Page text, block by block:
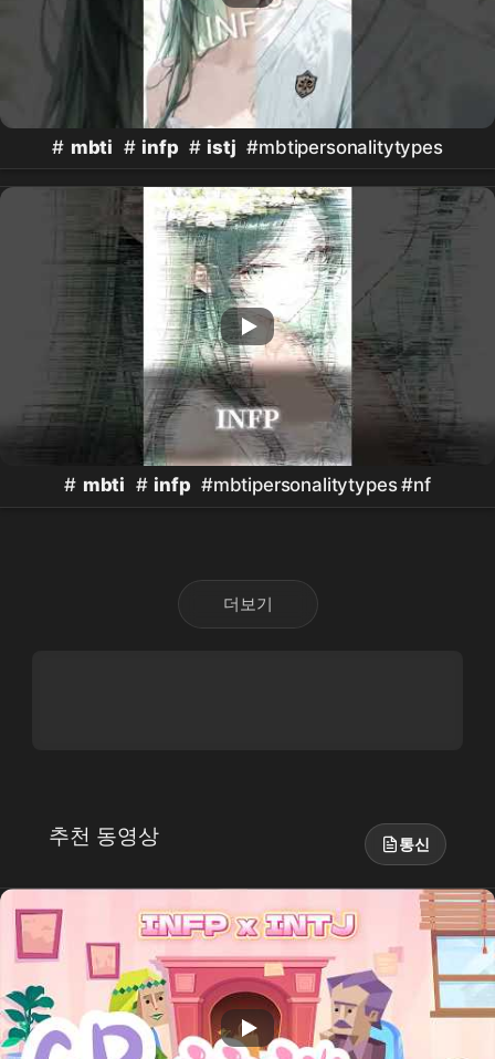
# mbti # infp # istj #mbtipersonalitytypes
# mbti # infp #mbtipersonalitytypes #nf
더보기
추천 동영상 통신